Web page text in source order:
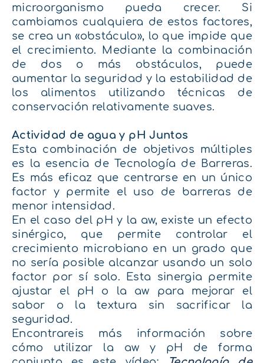
microorganismo pueda crecer. Si
cambiamos cualquiera de estos factores,
se crea un «obstáculo», lo que impide que
el crecimiento.
Mediante la combinación
de dos o más obstáculos, puede
aumentar la seguridad y la estabilidad de
los alimentos utilizando técnicas de
conservación relativamente suaves.
Actividad de agua y pH Juntos
Esta combinación de objetivos múltiples
es la esencia de Tecnología de Barreras.
Es más eficaz que centrarse en un único
factor y permite el uso de barreras de
menor intensidad.
En el caso del pH y la aw, existe un efecto
sinérgico, que permite controlar el
crecimiento microbiano en un grado que
no sería posible alcanzar usando un solo
factor por sí solo.
Esta sinergia permite
ajustar el pH o la aw para mejorar el
sabor o la textura sin sacrificar la
seguridad.
Encontrareis más información sobre
cómo utilizar la aw y pH de forma